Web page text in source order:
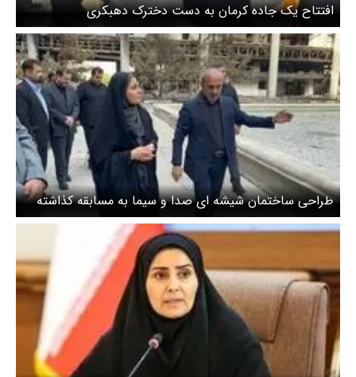
افتتاح یک جاده کرمان به دست دخترک دهبکری
طراحی ساختمان شیشه ای صدا و سیما به مسابقه کذاشته
شد